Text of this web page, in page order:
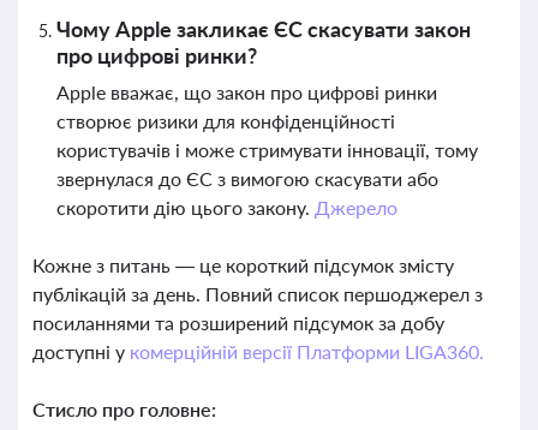
Чому Apple закликає ЄС скасувати закон
про цифрові ринки?
Apple вважає, що закон про цифрові ринки
створює ризики для конфіденційності
користувачів і може стримувати інновації, тому
звернулася до ЄС з вимогою скасувати або
скоротити дію цього закону. Джерело
Кожне з питань — це короткий підсумок змісту
публікацій за день. Повний список першоджерел з
посиланнями та розширений підсумок за добу
доступні у комерційній версії Платформи LIGA360.
Стисло про головне: